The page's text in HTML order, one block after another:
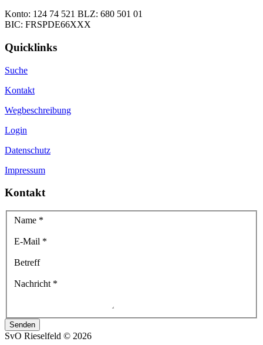
Konto: 124 74 521 BLZ: 680 501 01
BIC: FRSPDE66XXX
Quicklinks
Suche
Kontakt
Wegbeschreibung
Login
Datenschutz
Impressum
Kontakt
Name *
E-Mail *
Betreff
Nachricht *
Senden
SvO Rieselfeld © 2026